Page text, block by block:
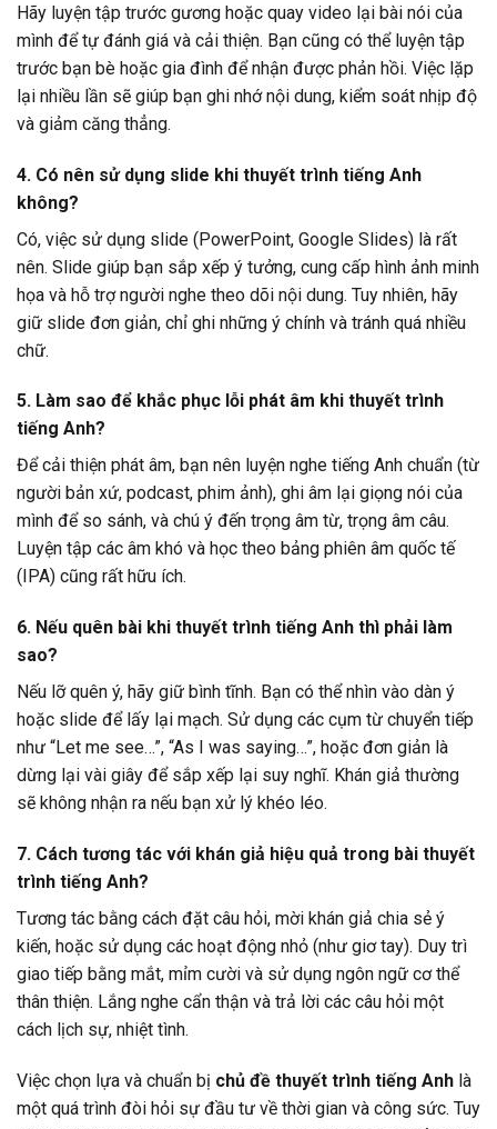
Hãy luyện tập trước gương hoặc quay video lại bài nói của
mình để tự đánh giá và cải thiện. Bạn cũng có thể luyện tập
trước bạn bè hoặc gia đình để nhận được phản hồi. Việc lặp
lại nhiều lần sẽ giúp bạn ghi nhớ nội dung, kiểm soát nhịp độ
và giảm căng thẳng.
4. Có nên sử dụng slide khi thuyết trình tiếng Anh
không?
Có, việc sử dụng slide (PowerPoint, Google Slides) là rất
nên. Slide giúp bạn sắp xếp ý tưởng, cung cấp hình ảnh minh
họa và hỗ trợ người nghe theo dõi nội dung. Tuy nhiên, hãy
giữ slide đơn giản, chỉ ghi những ý chính và tránh quá nhiều
chữ.
5. Làm sao để khắc phục lỗi phát âm khi thuyết trình
tiếng Anh?
Để cải thiện phát âm, bạn nên luyện nghe tiếng Anh chuẩn (từ
người bản xứ, podcast, phim ảnh), ghi âm lại giọng nói của
mình để so sánh, và chú ý đến trọng âm từ, trọng âm câu.
Luyện tập các âm khó và học theo bảng phiên âm quốc tế
(IPA) cũng rất hữu ích.
6. Nếu quên bài khi thuyết trình tiếng Anh thì phải làm
sao?
Nếu lỡ quên ý, hãy giữ bình tĩnh. Bạn có thể nhìn vào dàn ý
hoặc slide để lấy lại mạch. Sử dụng các cụm từ chuyển tiếp
như “Let me see…”, “As I was saying…”, hoặc đơn giản là
dừng lại vài giây để sắp xếp lại suy nghĩ. Khán giả thường
sẽ không nhận ra nếu bạn xử lý khéo léo.
7. Cách tương tác với khán giả hiệu quả trong bài thuyết
trình tiếng Anh?
Tương tác bằng cách đặt câu hỏi, mời khán giả chia sẻ ý
kiến, hoặc sử dụng các hoạt động nhỏ (như giơ tay). Duy trì
giao tiếp bằng mắt, mỉm cười và sử dụng ngôn ngữ cơ thể
thân thiện. Lắng nghe cẩn thận và trả lời các câu hỏi một
cách lịch sự, nhiệt tình.
Việc chọn lựa và chuẩn bị chủ đề thuyết trình tiếng Anh là
một quá trình đòi hỏi sự đầu tư về thời gian và công sức. Tuy